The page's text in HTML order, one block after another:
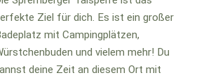
Ziel für dich. Es ist ein großer
mit Campingplätzen,
und vielem mehr! Du
deine Zeit an diesem Ort mit